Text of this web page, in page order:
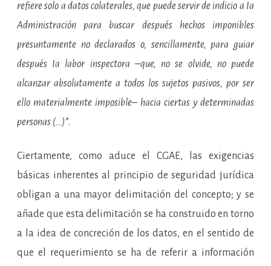
refiere solo a datos colaterales, que puede servir de indicio a Ia
Administración para buscar después hechos imponibles
presuntamente no declarados o, sencillamente, para guiar
después Ia labor inspectora –que, no se olvide, no puede
alcanzar absolutamente a todos los sujetos pasivos, por ser
ello materialmente imposible– hacia ciertas y determinadas
personas (…)”.
Ciertamente, como aduce el CGAE, las exigencias
básicas inherentes al principio de seguridad jurídica
obligan a una mayor delimitación del concepto; y se
añade que esta delimitación se ha construido en torno
a la idea de concreción de los datos, en el sentido de
que el requerimiento se ha de referir a información